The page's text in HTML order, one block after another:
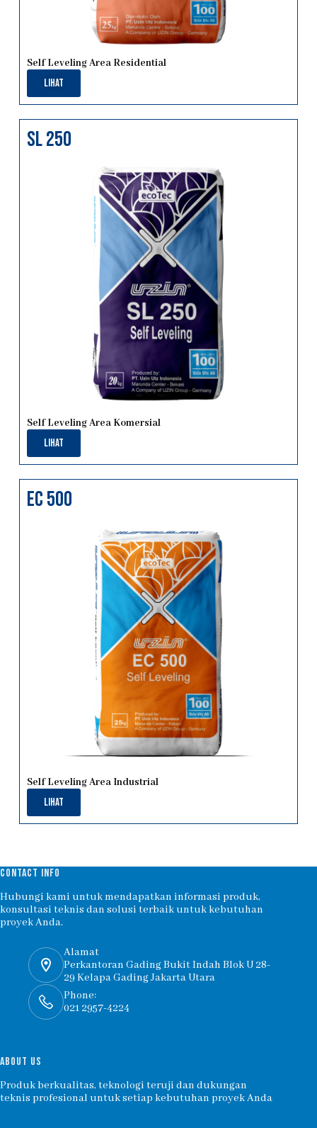
Self Leveling Area Residential
Lihat
sl 250
Self Leveling Area Komersial
Lihat
EC 500
Self Leveling Area Industrial
Lihat
CONTACT INFO
Hubungi kami untuk mendapatkan informasi produk,
konsultasi teknis dan solusi terbaik untuk kebutuhan
proyek Anda.
Alamat
Perkantoran Gading Bukit Indah Blok U 28-
29 Kelapa Gading Jakarta Utara
Phone:
021 2957-4224
ABOUT US
Produk berkualitas, teknologi teruji dan dukungan
teknis profesional untuk setiap kebutuhan proyek Anda